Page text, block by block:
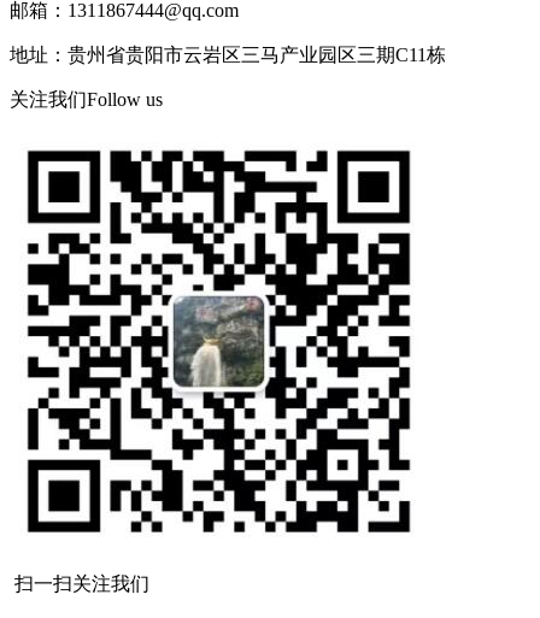
邮箱：1311867444@qq.com
地址：贵州省贵阳市云岩区三马产业园区三期C11栋
关注我们Follow us
扫一扫关注我们